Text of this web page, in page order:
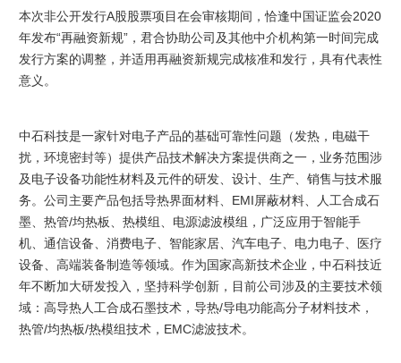
本次非公开发行A股股票项目在会审核期间，恰逢中国证监会2020
年发布“再融资新规”，君合协助公司及其他中介机构第一时间完成
发行方案的调整，并适用再融资新规完成核准和发行，具有代表性
意义。
中石科技是一家针对电子产品的基础可靠性问题（发热，电磁干
扰，环境密封等）提供产品技术解决方案提供商之一，业务范围涉
及电子设备功能性材料及元件的研发、设计、生产、销售与技术服
务。公司主要产品包括导热界面材料、EMI屏蔽材料、人工合成石
墨、热管/均热板、热模组、电源滤波模组，广泛应用于智能手
机、通信设备、消费电子、智能家居、汽车电子、电力电子、医疗
设备、高端装备制造等领域。作为国家高新技术企业，中石科技近
年不断加大研发投入，坚持科学创新，目前公司涉及的主要技术领
域：高导热人工合成石墨技术，导热/导电功能高分子材料技术，
热管/均热板/热模组技术，EMC滤波技术。